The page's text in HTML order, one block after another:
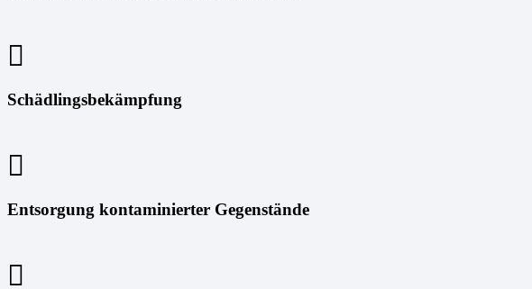
Schädlingsbekämpfung
Entsorgung kontaminierter Gegenstände